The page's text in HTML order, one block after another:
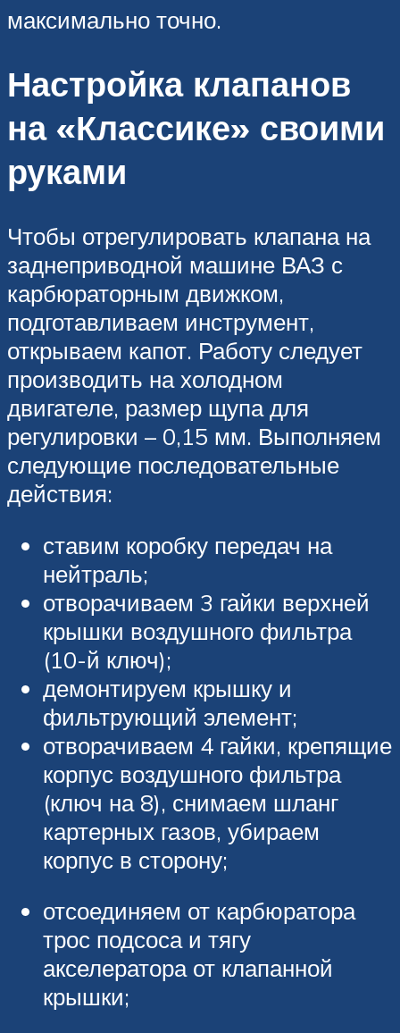
максимально точно.
Настройка клапанов
на «Классике» своими
руками
Чтобы отрегулировать клапана на
заднеприводной машине ВАЗ с
карбюраторным движком,
подготавливаем инструмент,
открываем капот. Работу следует
производить на холодном
двигателе, размер щупа для
регулировки – 0,15 мм. Выполняем
следующие последовательные
действия:
ставим коробку передач на
нейтраль;
отворачиваем 3 гайки верхней
крышки воздушного фильтра
(10-й ключ);
демонтируем крышку и
фильтрующий элемент;
отворачиваем 4 гайки, крепящие
корпус воздушного фильтра
(ключ на 8), снимаем шланг
картерных газов, убираем
корпус в сторону;
отсоединяем от карбюратора
трос подсоса и тягу
акселератора от клапанной
крышки;